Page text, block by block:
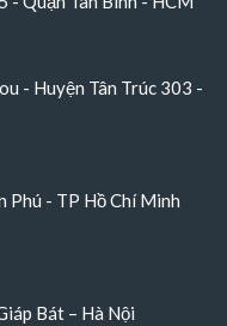
- Huyện Tân Trúc 303 -
Phú - TP Hồ Chí Minh
Bát – Hà Nội